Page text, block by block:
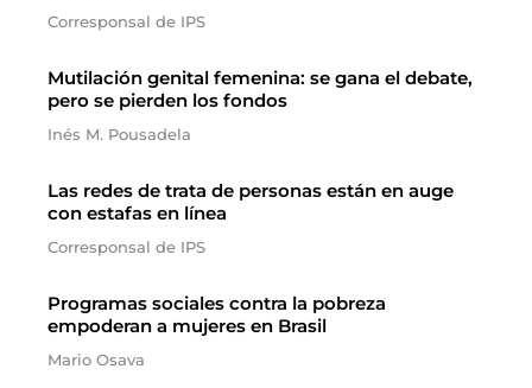
Corresponsal de IPS
Mutilación genital femenina: se gana el debate,
pero se pierden los fondos
Inés M. Pousadela
Las redes de trata de personas están en auge
con estafas en línea
Corresponsal de IPS
Programas sociales contra la pobreza
empoderan a mujeres en Brasil
Mario Osava